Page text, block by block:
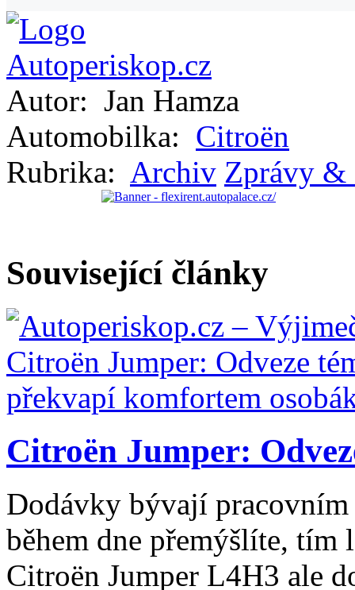
Autor: Jan Hamza
Automobilka: Citroën
Rubrika: Archiv Zprávy &
Související články
Citroën Jumper:
Dodávky bývají
během dne přemýšlíte,
Citroën Jumper L4H3 ale